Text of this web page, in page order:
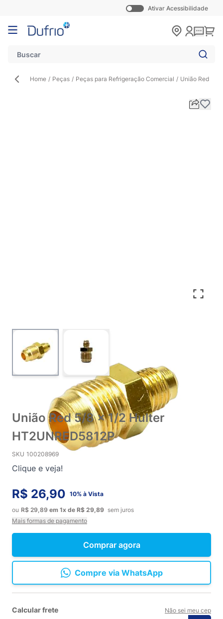
Ativar Acessibilidade
Pular para o conteúdo
Home / Peças / Peças para Refrigeração Comercial / União Red 5/8
União Red 5/8 x 1/2 Hulter
HT2UNRED5812P
SKU 100208969
Clique e veja!
Comprar agora
R$ 26,90 10% à Vista
ou R$ 29,89 em 1x de R$ 29,89 sem juros
Mais formas de pagamento
Compre via WhatsApp
Calcular frete Não sei meu cep